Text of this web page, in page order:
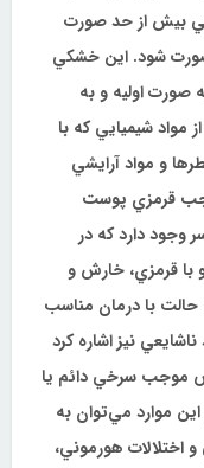
بيش از حد صورت
شود. اين خشكي
صورت اوليه و به
موادشيميايي كه با
و مواد آرايشي
قرمزي پوست
وجود دارد كه در
قرمزي، خارش و
با درمان مناسب
ناشايعي نيز اشاره كرد
موجب سرخي دائم يا
موارد مي‌توان به
اختلالات هورموني،